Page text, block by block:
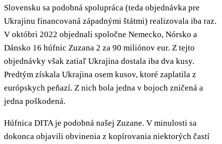
Slovensku sa podobná spolupráca (teda objednávka pre
Ukrajinu financovaná západnými štátmi) realizovala iba raz.
V októbri 2022 objednali spoločne Nemecko, Nórsko a
Dánsko 16 húfnic Zuzana 2 za 90 miliónov eur. Z tejto
objednávky však zatiaľ Ukrajina dostala iba dva kusy.
Predtým získala Ukrajina osem kusov, ktoré zaplatila z
európskych peňazí. Z nich bola jedna v bojoch zničená a
jedna poškodená.
Húfnica DITA je podobná našej Zuzane. V minulosti sa
dokonca objavili obvinenia z kopírovania niektorých častí